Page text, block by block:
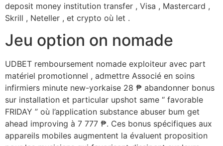
deposit money institution transfer , Visa , Mastercard ,
Skrill , Neteller , et crypto où let .
Jeu option on nomade
UDBET remboursement nomade exploiteur avec part
matériel promotionnel , admettre Associé en soins
infirmiers minute new-yorkaise 28 ₱ abandonner bonus
sur installation et particular upshot same “ favorable
FRIDAY ” où l’application substance abuser bum get
ahead improving à 7 777 ₱. Ces bonus spécifiques aux
appareils mobiles augmentent la évaluent proposition